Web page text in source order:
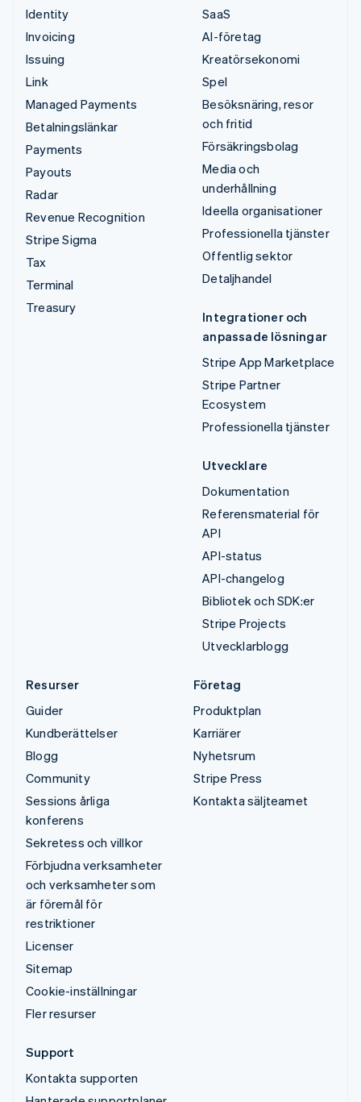
Identity
Invoicing
Issuing
Link
Managed Payments
Betalningslänkar
Payments
Payouts
Radar
Revenue Recognition
Stripe Sigma
Tax
Terminal
Treasury
SaaS
AI-företag
Kreatörsekonomi
Spel
Besöksnäring, resor
och fritid
Försäkringsbolag
Media och
underhållning
Ideella organisationer
Professionella tjänster
Offentlig sektor
Detaljhandel
Integrationer och
anpassade lösningar
Stripe App Marketplace
Stripe Partner
Ecosystem
Professionella tjänster
Utvecklare
Dokumentation
Referensmaterial för
API
API-status
API-changelog
Bibliotek och SDK:er
Stripe Projects
Utvecklarblogg
Resurser
Guider
Kundberättelser
Blogg
Community
Sessions årliga
konferens
Sekretess och villkor
Förbjudna verksamheter
och verksamheter som
är föremål för
restriktioner
Licenser
Sitemap
Cookie-inställningar
Fler resurser
Företag
Produktplan
Karriärer
Nyhetsrum
Stripe Press
Kontakta säljteamet
Support
Kontakta supporten